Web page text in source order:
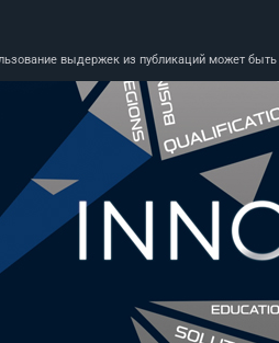
выдержек из публикаций может